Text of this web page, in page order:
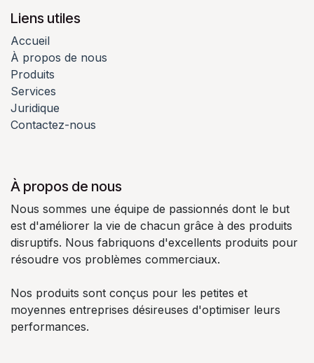
Liens utiles
Accueil
À propos de nous
Produits
Services
Juridique
Contactez-nous
À propos de nous
Nous sommes une équipe de passionnés dont le but
est d'améliorer la vie de chacun grâce à des produits
disruptifs. Nous fabriquons d'excellents produits pour
résoudre vos problèmes commerciaux.
Nos produits sont conçus pour les petites et
moyennes entreprises désireuses d'optimiser leurs
performances.